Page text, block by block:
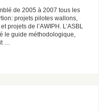
de 2005 à 2007 tous les
projets pilotes wallons,
projets de l’AWIPH. L’ASBL
le guide méthodologique,
…